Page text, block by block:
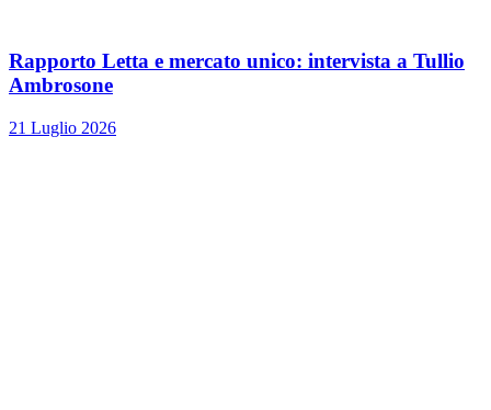
Rapporto Letta e mercato unico: intervista a Tullio
Ambrosone
21 Luglio 2026